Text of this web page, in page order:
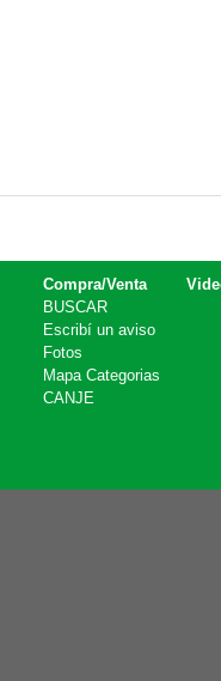
Compra/Venta
BUSCAR
Escribí un aviso
Fotos
Mapa Categorias
CANJE